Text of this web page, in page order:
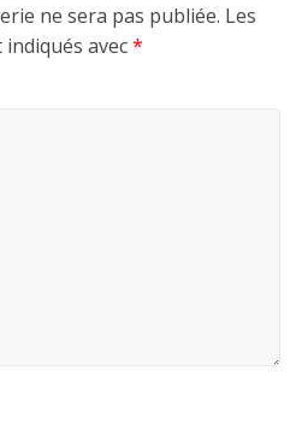
ne sera pas publiée. Les
avec*